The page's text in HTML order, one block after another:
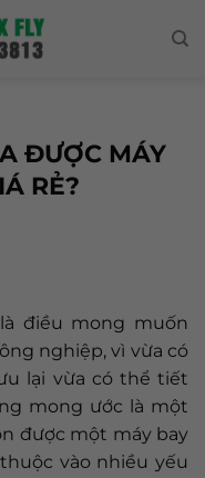
ĐƯỢC MÁY
RẺ?
điều mong muốn
nghiệp, vì vừa có
lại vừa có thể tiết
mong ước là một
được một máy bay
vào nhiều yếu